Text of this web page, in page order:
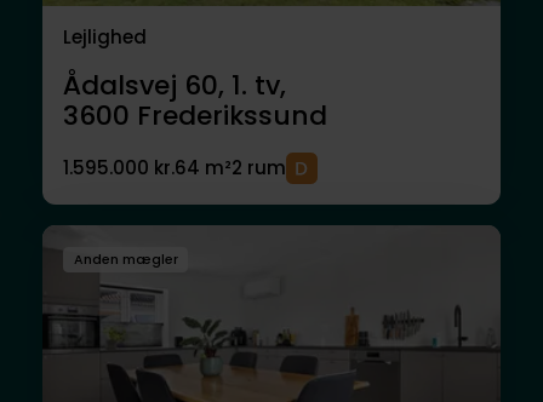
Lejlighed
Ådalsvej 60, 1. tv,
3600 Frederikssund
1.595.000 kr.64 m²2 rum
Anden mægler